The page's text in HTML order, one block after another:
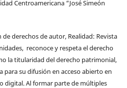
Centroamericana “José Simeón
de derechos de autor, Realidad: Revista
reconoce y respeta el derecho
la titularidad del derecho patrimonial,
para su difusión en acceso abierto en
digital. Al formar parte de múltiples